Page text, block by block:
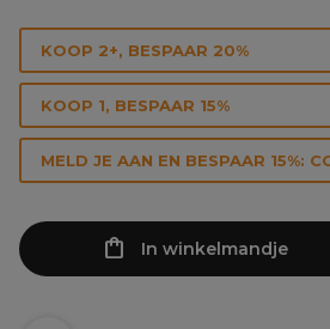
KOOP 2+, BESPAAR 20%
KOOP 1, BESPAAR 15%
MELD JE AAN EN BESPAAR 15%:
In winkelmandje